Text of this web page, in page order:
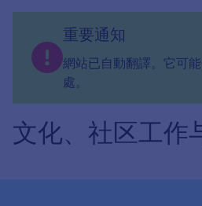
重要通知
網站已自動翻譯。它可
處。
文化、社区工作